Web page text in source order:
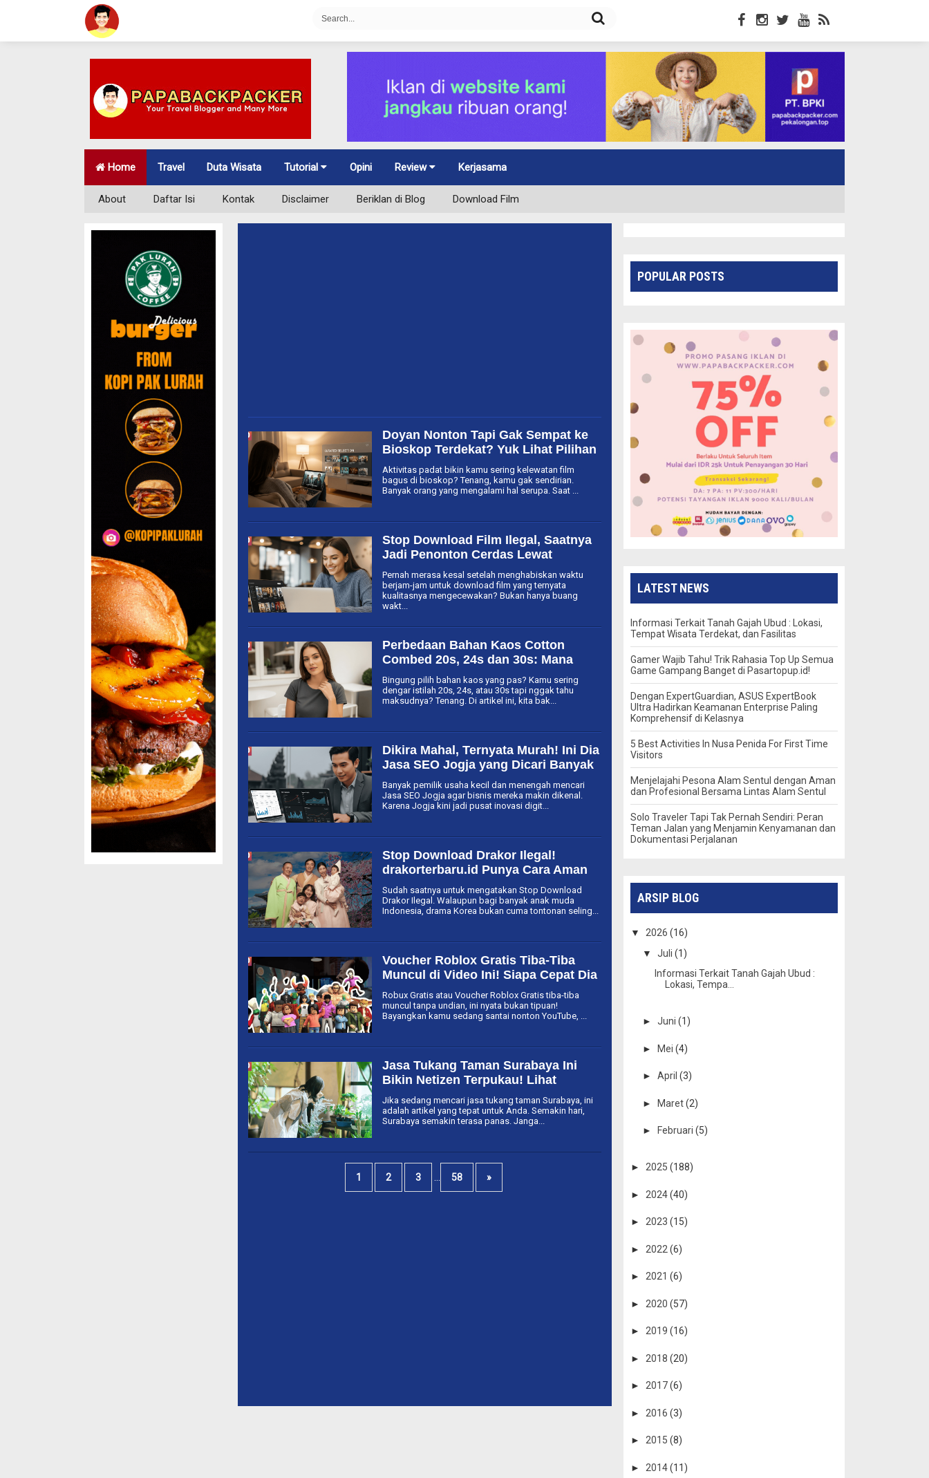
Home Travel Duta Wisata Tutorial Opini Review Kerjasama
About Daftar Isi Kontak Disclaimer Beriklan di Blog Download Film
Doyan Nonton Tapi Gak Sempat ke
Bioskop Terdekat? Yuk Lihat Pilihan
Download Film Terpopuler Minggu
Ini
Aktivitas padat bikin kamu sering kelewatan film
bagus di bioskop? Tenang, kamu gak sendirian.
Banyak orang yang mengalami hal serupa. Saat ...
Stop Download Film Ilegal, Saatnya
Jadi Penonton Cerdas Lewat
Rekomendasi, Review dan Sinopsis
Film dari rekomendasifilm.id
Pernah merasa kesal setelah menghabiskan waktu
berjam-jam untuk download film yang ternyata
kualitasnya mengecewakan? Bukan hanya buang
wakt...
Perbedaan Bahan Kaos Cotton
Combed 20s, 24s dan 30s: Mana
yang Paling Cocok Buat Kamu?
Bingung pilih bahan kaos yang pas? Kamu sering
dengar istilah 20s, 24s, atau 30s tapi nggak tahu
maksudnya? Tenang. Di artikel ini, kita bak...
Dikira Mahal, Ternyata Murah! Ini Dia
Jasa SEO Jogja yang Dicari Banyak
Pebisnis
Banyak pemilik usaha kecil dan menengah mencari
Jasa SEO Jogja agar bisnis mereka makin dikenal.
Karena Jogja kini jadi pusat inovasi digit...
Stop Download Drakor Ilegal!
drakorterbaru.id Punya Cara Aman
dan Seru Nikmati Drama Korea
Tanpa Takut!
Sudah saatnya untuk mengatakan Stop Download
Drakor Ilegal. Walaupun bagi banyak anak muda
Indonesia, drama Korea bukan cuma tontonan seling...
Voucher Roblox Gratis Tiba-Tiba
Muncul di Video Ini! Siapa Cepat Dia
Dapat Robux Gratis Tanpa Undian!
Robux Gratis atau Voucher Roblox Gratis tiba-tiba
muncul tanpa undian, ini nyata bukan tipuan!
Bayangkan kamu sedang santai nonton YouTube, ...
Jasa Tukang Taman Surabaya Ini
Bikin Netizen Terpukau! Lihat
Hasilnya Bikin Betah di Rumah
Jika sedang mencari jasa tukang taman Surabaya, ini
adalah artikel yang tepat untuk Anda. Semakin hari,
Surabaya semakin terasa panas. Janga...
1 2 3 ... 58 »
POPULAR POSTS
LATEST NEWS
Informasi Terkait Tanah Gajah Ubud : Lokasi,
Tempat Wisata Terdekat, dan Fasilitas
Gamer Wajib Tahu! Trik Rahasia Top Up Semua
Game Gampang Banget di Pasartopup.id!
Dengan ExpertGuardian, ASUS ExpertBook
Ultra Hadirkan Keamanan Enterprise Paling
Komprehensif di Kelasnya
5 Best Activities In Nusa Penida For First Time
Visitors
Menjelajahi Pesona Alam Sentul dengan Aman
dan Profesional Bersama Lintas Alam Sentul
Solo Traveler Tapi Tak Pernah Sendiri: Peran
Teman Jalan yang Menjamin Kenyamanan dan
Dokumentasi Perjalanan
ARSIP BLOG
▼ 2026 (16)
▼ Juli (1)
Informasi Terkait Tanah Gajah Ubud :
Lokasi, Tempa...
► Juni (1)
► Mei (4)
► April (3)
► Maret(2)
► Februari (5)
► 2025 (188)
► 2024(40)
► 2023 (15)
► 2022 (6)
► 2021 (6)
► 2020 (57)
► 2019 (16)
► 2018 (20)
► 2017(6)
► 2016 (3)
► 2015 (8)
► 2014(11)